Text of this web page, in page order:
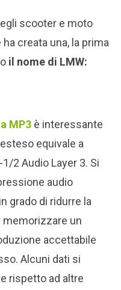
scooter e moto
creata una, la prima
il nome di LMW:
MP3 è interessante
equivale a
2 Audio Layer 3. Si
audio
grado di ridurre la
memorizzare un
accettabile
Alcuni dati si
rispetto ad altre